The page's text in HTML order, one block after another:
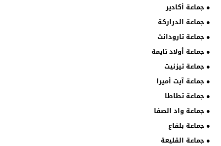
● جماعة أكادير
● جماعة الدراركة
● جماعة تارودانت
● جماعة أولاد تايمة
● جماعة تيزنيت
● جماعة آيت أميرا
● جماعة تطاطا
● جماعة واد الصفا
● جماعة بلفاع
● جماعة القليعة